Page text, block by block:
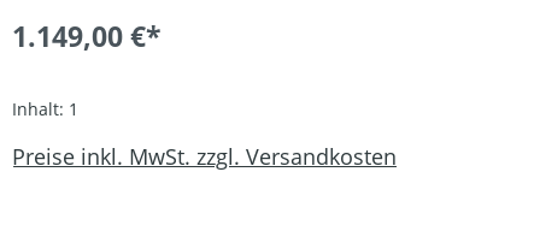
1.149,00 €*
Inhalt: 1
Preise inkl. MwSt. zzgl. Versandkosten